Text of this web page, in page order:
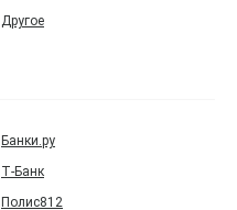
Другое
Банки.ру
Т‑Банк
Полис812